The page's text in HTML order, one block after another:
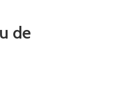
de